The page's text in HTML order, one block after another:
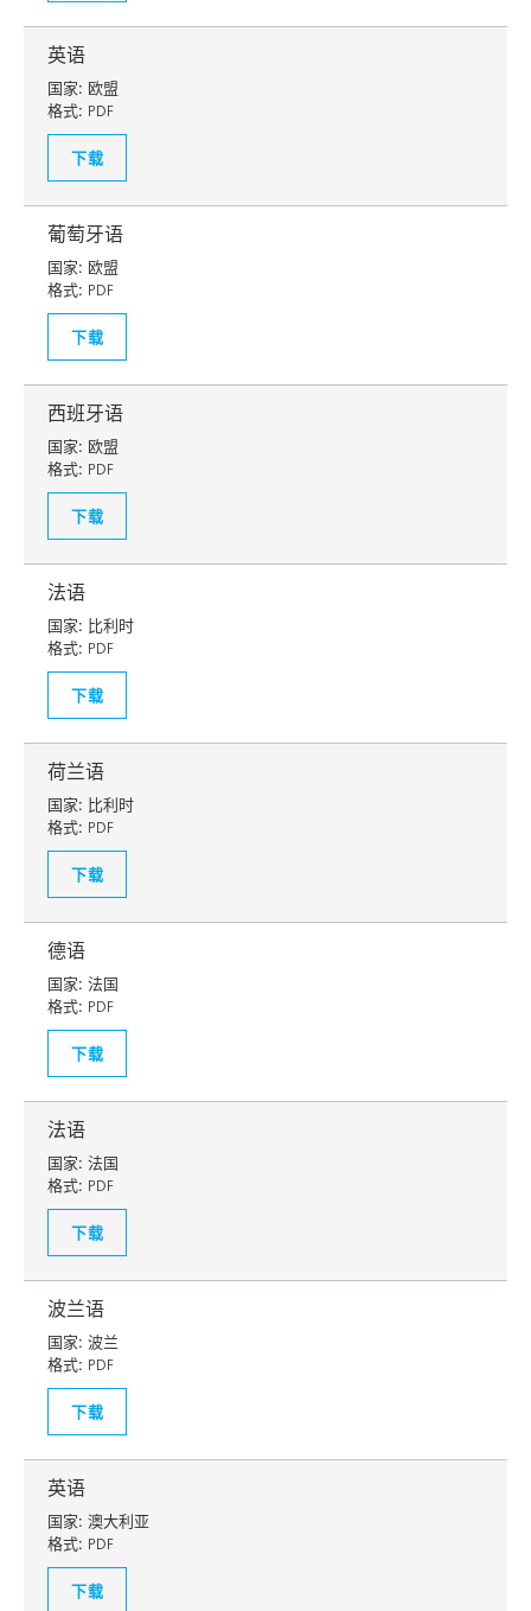
英语
国家: 欧盟
格式: PDF
下载
葡萄牙语
国家: 欧盟
格式: PDF
下载
西班牙语
国家: 欧盟
格式: PDF
下载
法语
国家: 比利时
格式: PDF
下载
荷兰语
国家: 比利时
格式: PDF
下载
德语
国家: 法国
格式: PDF
下载
法语
国家: 法国
格式: PDF
下载
波兰语
国家: 波兰
格式: PDF
下载
英语
国家: 澳大利亚
格式: PDF
下载